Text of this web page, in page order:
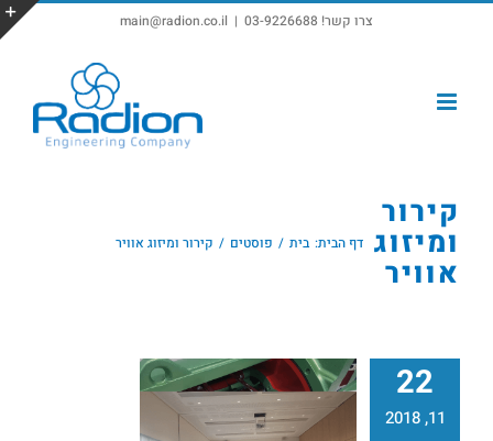
צרו קשר! 03-9226688 |
main@radion.co.il
קירור
ומיזוג
אוויר
דף הבית: בית פוסטים קירור ומיזוג אוויר
22
11, 2018